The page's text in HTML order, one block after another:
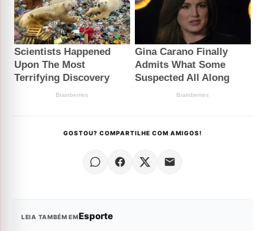
GOSTOU? COMPARTILHE COM AMIGOS!
LEIA TAMBÉM EMEsporte